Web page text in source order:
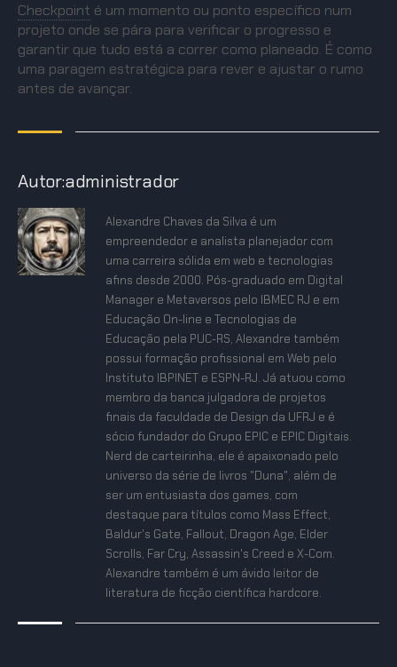
Checkpoint é um momento ou ponto específico num
projeto onde se pára para verificar o progresso e
garantir que tudo está a correr como planeado. É como
uma paragem estratégica para rever e ajustar o rumo
antes de avançar.
Autor:administrador
Alexandre Chaves da Silva é um
empreendedor e analista planejador com
uma carreira sólida em web e tecnologias
afins desde 2000. Pós-graduado em Digital
Manager e Metaversos pelo IBMEC RJ e em
Educação On-line e Tecnologias de
Educação pela PUC-RS, Alexandre também
possui formação profissional em Web pelo
Instituto IBPINET e ESPN-RJ. Já atuou como
membro da banca julgadora de projetos
finais da faculdade de Design da UFRJ e é
sócio fundador do Grupo EPIC e EPIC Digitais.
Nerd de carteirinha, ele é apaixonado pelo
universo da série de livros "Duna", além de
ser um entusiasta dos games, com
destaque para títulos como Mass Effect,
Baldur's Gate, Fallout, Dragon Age, Elder
Scrolls, Far Cry, Assassin's Creed e X-Com.
Alexandre também é um ávido leitor de
literatura de ficção científica hardcore.